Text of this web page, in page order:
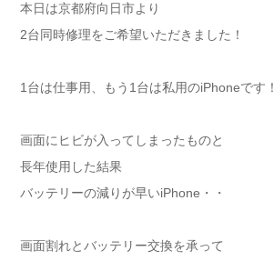
本日は京都府向日市より
2台同時修理をご希望いただきました！
1台は仕事用、もう1台は私用のiPhoneです！
画面にヒビが入ってしまったものと
長年使用した結果
バッテリーの減りが早いiPhone・・
画面割れとバッテリー交換を承って